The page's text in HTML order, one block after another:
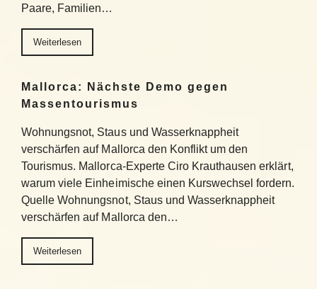
Paare, Familien…
Weiterlesen
Mallorca: Nächste Demo gegen
Massentourismus
Wohnungsnot, Staus und Wasserknappheit
verschärfen auf Mallorca den Konflikt um den
Tourismus. Mallorca-Experte Ciro Krauthausen erklärt,
warum viele Einheimische einen Kurswechsel fordern.
Quelle Wohnungsnot, Staus und Wasserknappheit
verschärfen auf Mallorca den…
Weiterlesen